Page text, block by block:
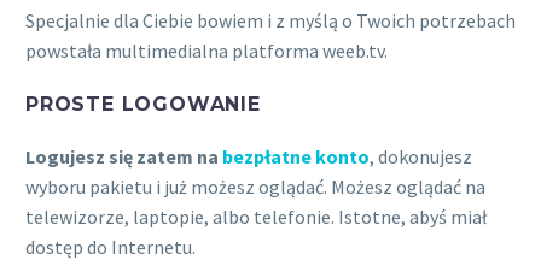
Specjalnie dla Ciebie bowiem i z myślą o Twoich potrzebach
powstała multimedialna platforma weeb.tv.
PROSTE LOGOWANIE
Logujesz się zatem na bezpłatne konto, dokonujesz
wyboru pakietu i już możesz oglądać. Możesz oglądać na
telewizorze, laptopie, albo telefonie. Istotne, abyś miał
dostęp do Internetu.